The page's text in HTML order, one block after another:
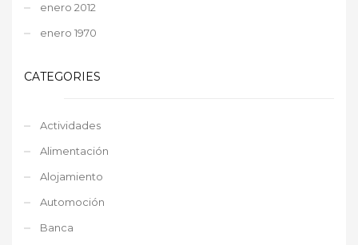
enero 2012
enero 1970
CATEGORIES
Actividades
Alimentación
Alojamiento
Automoción
Banca